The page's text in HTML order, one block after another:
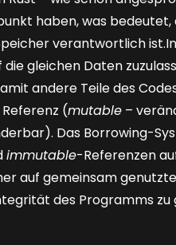
haben, was bedeutet,
verantwortlich
gleichen Daten
andere Teile des
(mutable –
Das Borrowing-
immutable-Referenzen
auf gemeinsam
des Programms zu